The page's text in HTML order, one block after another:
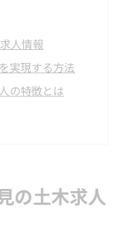
人情報
実現する方法
の特徴とは
社求人の選び方
の魅力
求人の魅力とは
の土木求人